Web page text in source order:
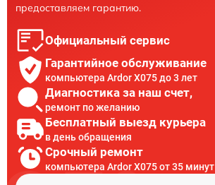
предоставляем гарантию.
Официальный сервис
Гарантийное обслуживание
компьютера Ardor X075 до 3 лет
Диагностика за наш счет,
ремонт по желанию
Бесплатный выезд курьера
в день обращения
Срочный ремонт
компьютера Ardor X075 от 35 минут